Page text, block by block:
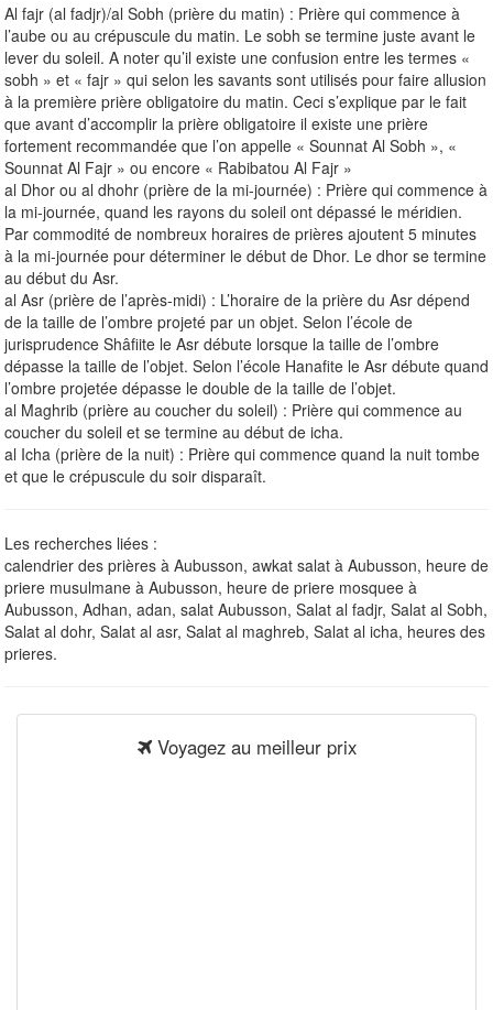
Al fajr (al fadjr)/al Sobh (prière du matin) : Prière qui commence à
l’aube ou au crépuscule du matin. Le sobh se termine juste avant le
lever du soleil. A noter qu’il existe une confusion entre les termes «
sobh » et « fajr » qui selon les savants sont utilisés pour faire allusion
à la première prière obligatoire du matin. Ceci s’explique par le fait
que avant d’accomplir la prière obligatoire il existe une prière
fortement recommandée que l’on appelle « Sounnat Al Sobh », «
Sounnat Al Fajr » ou encore « Rabibatou Al Fajr »
al Dhor ou al dhohr (prière de la mi-journée) : Prière qui commence à
la mi-journée, quand les rayons du soleil ont dépassé le méridien.
Par commodité de nombreux horaires de prières ajoutent 5 minutes
à la mi-journée pour déterminer le début de Dhor. Le dhor se termine
au début du Asr.
al Asr (prière de l’après-midi) : L’horaire de la prière du Asr dépend
de la taille de l’ombre projeté par un objet. Selon l’école de
jurisprudence Shâfiite le Asr débute lorsque la taille de l’ombre
dépasse la taille de l’objet. Selon l’école Hanafite le Asr débute quand
l’ombre projetée dépasse le double de la taille de l’objet.
al Maghrib (prière au coucher du soleil) : Prière qui commence au
coucher du soleil et se termine au début de icha.
al Icha (prière de la nuit) : Prière qui commence quand la nuit tombe
et que le crépuscule du soir disparaît.
Les recherches liées :
calendrier des prières à Aubusson, awkat salat à Aubusson, heure de
priere musulmane à Aubusson, heure de priere mosquee à
Aubusson, Adhan, adan, salat Aubusson, Salat al fadjr, Salat al Sobh,
Salat al dohr, Salat al asr, Salat al maghreb, Salat al icha, heures des
prieres.
Voyagez au meilleur prix